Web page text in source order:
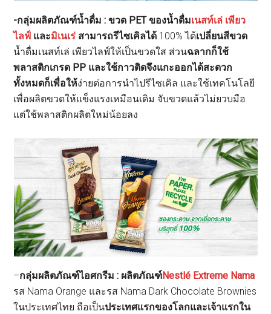
-กลุ่มผลิตภัณฑ์น้ำดื่ม : ขวด PET ของน้ำดื่มเนสท์เล่ เพียว
ไลฟ์ และมิเนเร่ สามารถรีไซเคิลได้ 100% ได้เปลี่ยนสีขวด
น้ำดื่มเนสท์เล่ เพียวไลฟ์ให้เป็นขวดใส ส่วนฉลากก็ใช้
พลาสติกเกรด PP และใช้กาวติดจึงแกะออกได้สะดวก
ทั้งหมดก็เพื่อให้ง่ายต่อการนำไปรีไซเคิล และใช้เทคโนโลยี
เพื่อผลิตขวดให้แข็งแรงเหมือนเดิม จับขวดแล้วไม่ยวบมือ
แต่ใช้พลาสติกผลิตใหม่น้อยลง
–กลุ่มผลิตภัณฑ์ไอศกรีม : ผลิตภัณฑ์Nestlé Extreme Nama
รส Nama Orange และรส Nama Dark Chocolate Brownies
ในประเทศไทย ถือเป็นประเทศแรกของโลกและเจ้าแรกใน